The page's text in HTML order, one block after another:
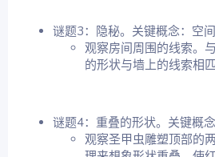
谜题3：隐秘。关键概念：空
观察房间周围的线索。
的形状与墙上的线索相匹
谜题4：重叠的形状。关键概
观察圣甲虫雕塑顶部的